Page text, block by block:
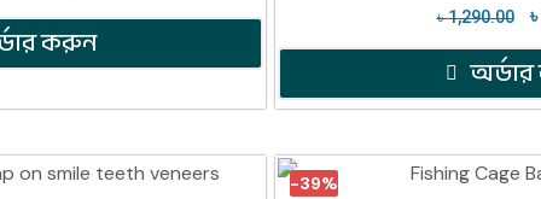
করুন
৳1,290.00
-39%